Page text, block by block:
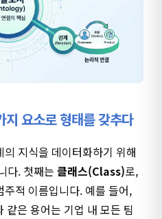
요소로 형태를 갖추다
지식을 데이터화하기 위해
다. 첫째는 클래스(Class)로,
적 이름입니다. 예를 들어,
은 용어는 기업 내 모든 팀